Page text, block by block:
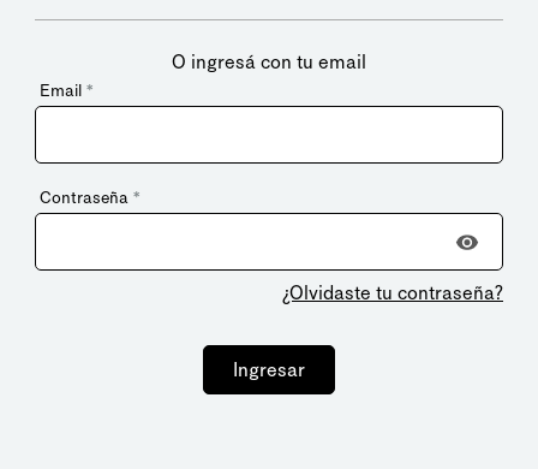
O ingresá con tu email
Email *
Contraseña *
¿Olvidaste tu contraseña?
Ingresar